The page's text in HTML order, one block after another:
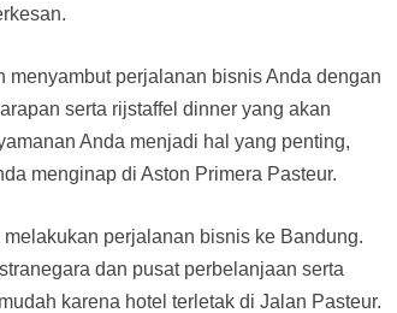
perjalanan bisnis Anda dengan
serta rijstaffel dinner yang akan
Anda menjadi hal yang penting,
menginap di Aston Primera Pasteur.
perjalanan bisnis ke Bandung.
dan pusat perbelanjaan serta
karena hotel terletak di Jalan Pasteur.